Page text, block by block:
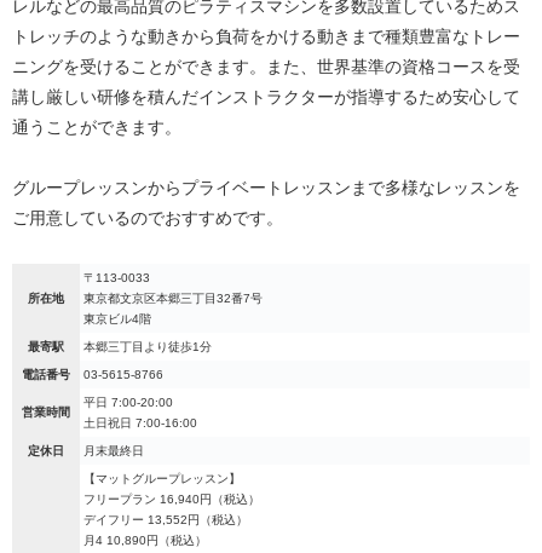
レルなどの最高品質のピラティスマシンを多数設置しているためス
トレッチのような動きから負荷をかける動きまで種類豊富なトレー
ニングを受けることができます。また、世界基準の資格コースを受
講し厳しい研修を積んだインストラクターが指導するため安心して
通うことができます。
グループレッスンからプライベートレッスンまで多様なレッスンを
ご用意しているのでおすすめです。
所在地
〒113-0033
東京都文京区本郷三丁目32番7号
東京ビル4階
最寄駅 本郷三丁目より徒歩1分
電話番号 03-5615-8766
営業時間
平日 7:00-20:00
土日祝日 7:00-16:00
定休日 月末最終日
【マットグループレッスン】
フリープラン 16,940円（税込）
デイフリー 13,552円（税込）
月4 10,890円（税込）